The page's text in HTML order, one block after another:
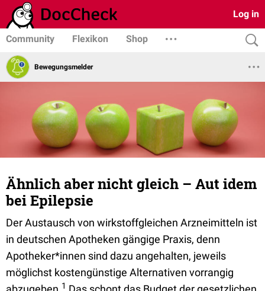
Log in
Community Flexikon Shop
Bewegungsmelder
Ähnlich aber nicht gleich – Aut idem
bei Epilepsie
Der Austausch von wirkstoffgleichen Arzneimitteln ist
in deutschen Apotheken gängige Praxis, denn
Apotheker*innen sind dazu angehalten, jeweils
möglichst kostengünstige Alternativen vorrangig
1